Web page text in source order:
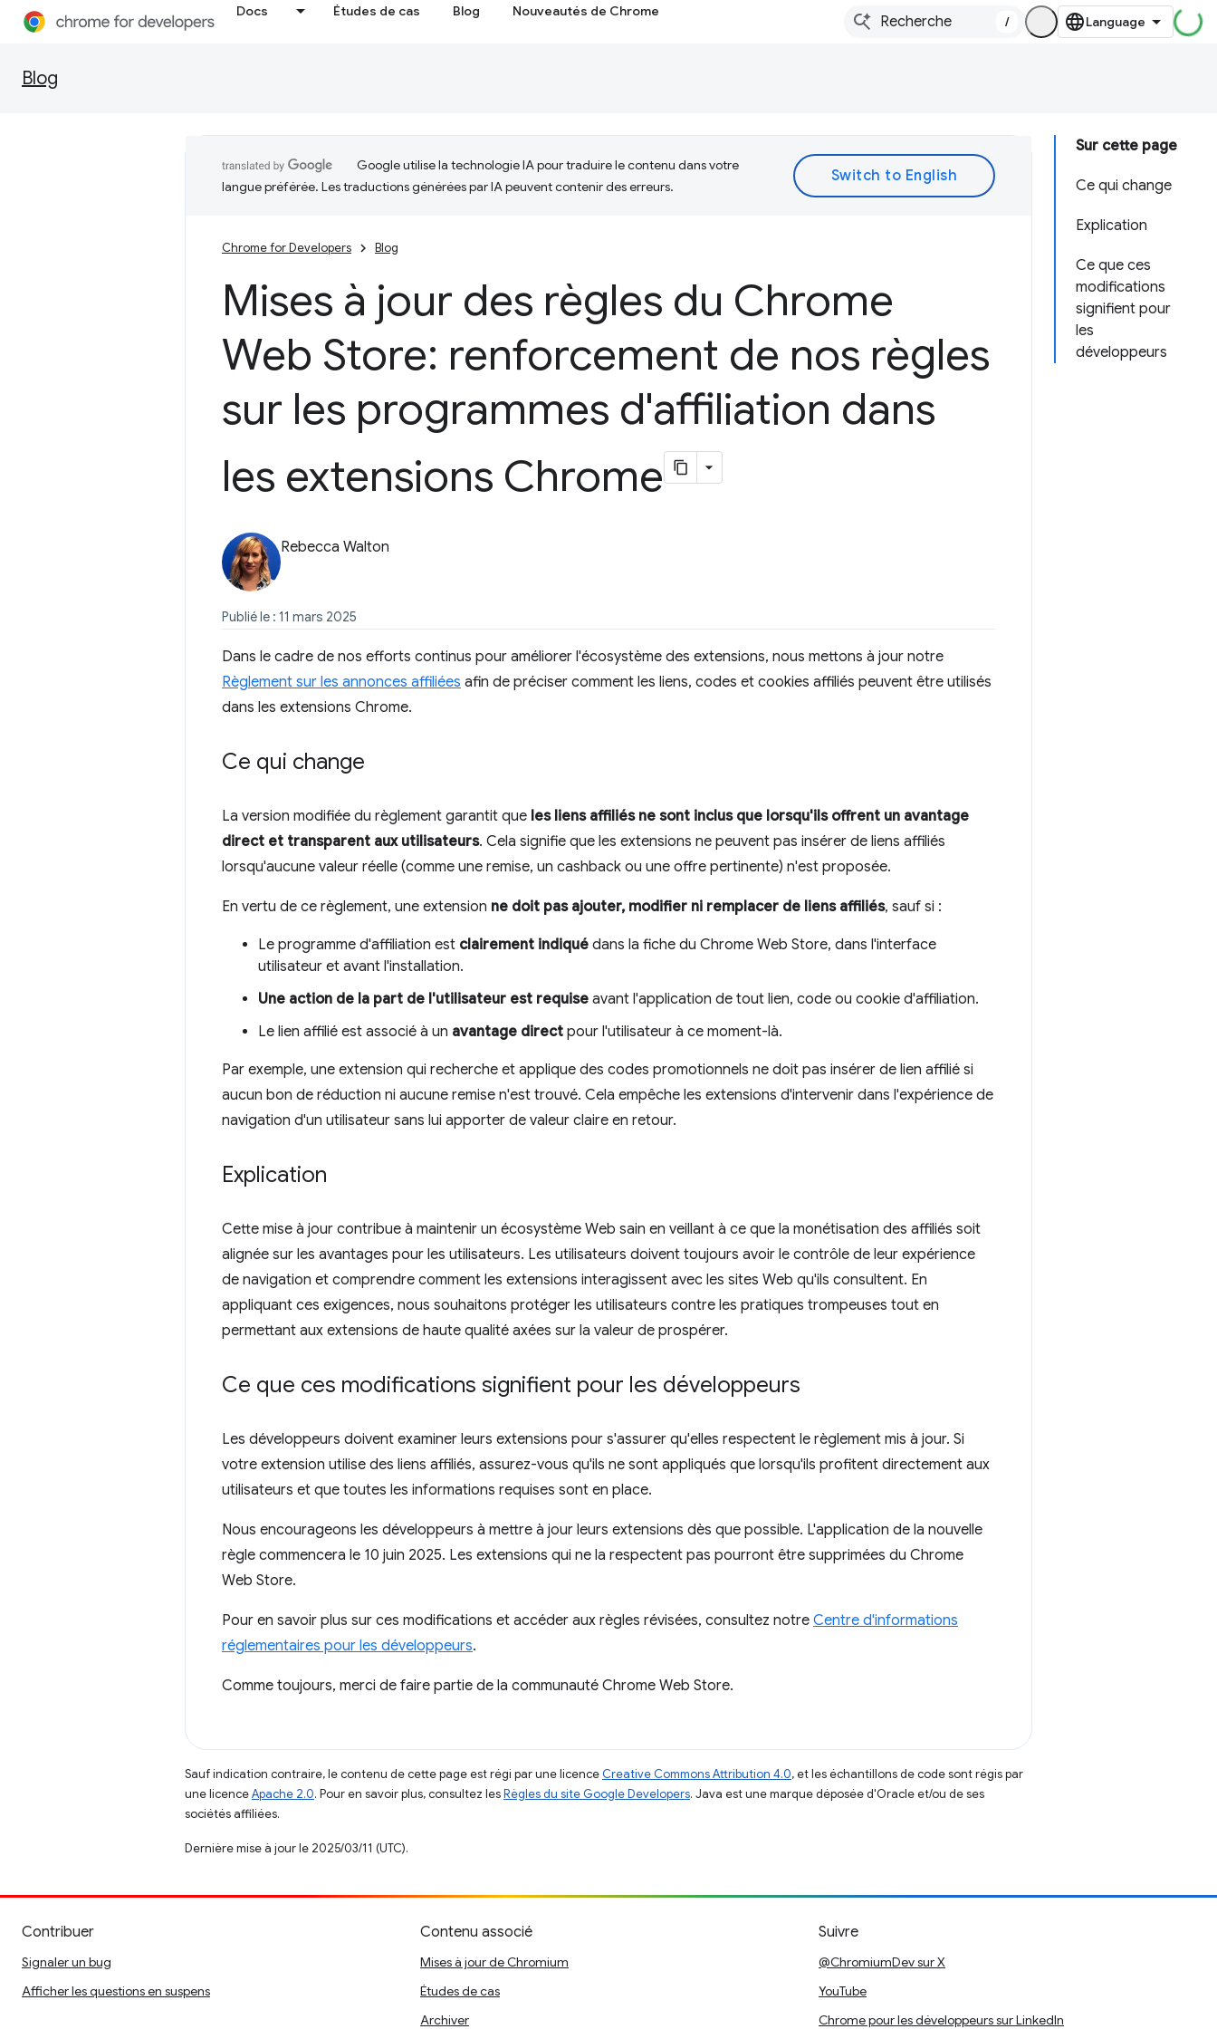
Docs Études de cas Blog Nouveautés de Chrome
/
Blog
Sur cette page
Ce qui change
Explication
Ce que ces
modifications
signifient pour
les
développeurs
Google utilise la technologie IA pour traduire le contenu dans votre
langue préférée. Les traductions générées par IA peuvent contenir des erreurs.
Chrome for Developers Blog
Mises à jour des règles du Chrome
Web Store: renforcement de nos règles
sur les programmes d'affiliation dans
les extensions Chrome
Rebecca Walton
Publié le : 11 mars 2025
Dans le cadre de nos efforts continus pour améliorer l'écosystème des extensions, nous mettons à jour notre
Règlement sur les annonces affiliées afin de préciser comment les liens, codes et cookies affiliés peuvent être utilisés
dans les extensions Chrome.
Ce qui change
La version modifiée du règlement garantit que les liens affiliés ne sont inclus que lorsqu'ils offrent un avantage
direct et transparent aux utilisateurs. Cela signifie que les extensions ne peuvent pas insérer de liens affiliés
lorsqu'aucune valeur réelle (comme une remise, un cashback ou une offre pertinente) n'est proposée.
En vertu de ce règlement, une extension ne doit pas ajouter, modifier ni remplacer de liens affiliés, sauf si :
Le programme d'affiliation est clairement indiqué dans la fiche du Chrome Web Store, dans l'interface
utilisateur et avant l'installation.
Une action de la part de l'utilisateur est requise avant l'application de tout lien, code ou cookie d'affiliation.
Le lien affilié est associé à un avantage direct pour l'utilisateur à ce moment-là.
Par exemple, une extension qui recherche et applique des codes promotionnels ne doit pas insérer de lien affilié si
aucun bon de réduction ni aucune remise n'est trouvé. Cela empêche les extensions d'intervenir dans l'expérience de
navigation d'un utilisateur sans lui apporter de valeur claire en retour.
Explication
Cette mise à jour contribue à maintenir un écosystème Web sain en veillant à ce que la monétisation des affiliés soit
alignée sur les avantages pour les utilisateurs. Les utilisateurs doivent toujours avoir le contrôle de leur expérience
de navigation et comprendre comment les extensions interagissent avec les sites Web qu'ils consultent. En
appliquant ces exigences, nous souhaitons protéger les utilisateurs contre les pratiques trompeuses tout en
permettant aux extensions de haute qualité axées sur la valeur de prospérer.
Ce que ces modifications signifient pour les développeurs
Les développeurs doivent examiner leurs extensions pour s'assurer qu'elles respectent le règlement mis à jour. Si
votre extension utilise des liens affiliés, assurez-vous qu'ils ne sont appliqués que lorsqu'ils profitent directement aux
utilisateurs et que toutes les informations requises sont en place.
Nous encourageons les développeurs à mettre à jour leurs extensions dès que possible. L'application de la nouvelle
règle commencera le 10 juin 2025. Les extensions qui ne la respectent pas pourront être supprimées du Chrome
Web Store.
Pour en savoir plus sur ces modifications et accéder aux règles révisées, consultez notre Centre d'informations
réglementaires pour les développeurs.
Comme toujours, merci de faire partie de la communauté Chrome Web Store.
Sauf indication contraire, le contenu de cette page est régi par une licence Creative Commons Attribution 4.0, et les échantillons de code sont régis par
une licenceApache 2.0. Pour en savoir plus, consultez lesRègles du site Google Developers. Java est une marque déposée d'Oracle et/ou de ses
sociétés affiliées.
Dernière mise à jour le 2025/03/11 (UTC).
Contribuer
Signaler un bug
Afficher les questions en suspens
Contenu associé
Mises à jour de Chromium
Études de cas
Archiver
Suivre
@ChromiumDev sur X
YouTube
Chrome pour les développeurs sur LinkedIn